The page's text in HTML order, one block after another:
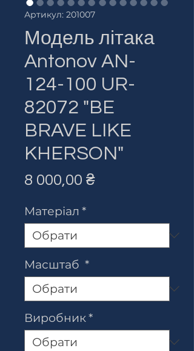
Артикул: 201007
Модель літака
Antonov AN-
124-100 UR-
82072 "BE
BRAVE LIKE
KHERSON"
8 000,00 ₴Ціна
Матеріал *
Масштаб *
Виробник*